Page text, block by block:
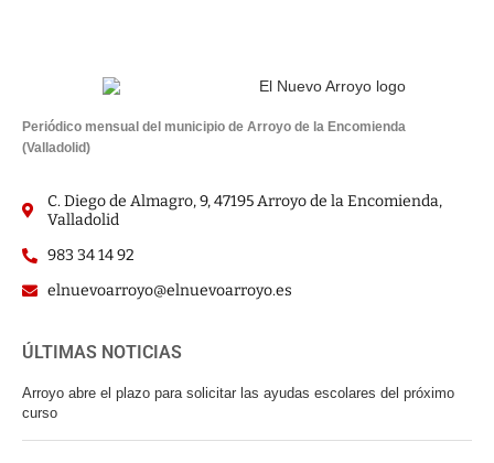
Periódico mensual del municipio de Arroyo de la Encomienda
(Valladolid)
C. Diego de Almagro, 9, 47195 Arroyo de la Encomienda,
Valladolid
983 34 14 92
elnuevoarroyo@elnuevoarroyo.es
ÚLTIMAS NOTICIAS
Arroyo abre el plazo para solicitar las ayudas escolares del próximo
curso